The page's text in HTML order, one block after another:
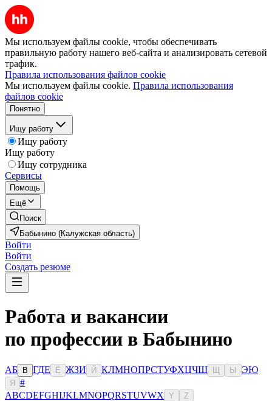
Мы используем файлы cookie, чтобы обеспечивать
правильную работу нашего веб-сайта и анализировать сетевой
трафик.
Правила использования файлов cookie
Мы используем файлы cookie. Правила использования
файлов cookie
Понятно
Ищу работу
Ищу работу
Ищу работу
Ищу сотрудника
Сервисы
Помощь
Ещё
Поиск
Бабынино (Калужская область)
Войти
Войти
Создать резюме
Работа и вакансии
по профессии в Бабынино
АБ В ГДЕ Ё ЖЗИ Й КЛМНОПРСТУФХЦЧШ Ы ЭЮ
Я
#
ABCDEFGHIJKLMNOPQRSTUVWX Y Z